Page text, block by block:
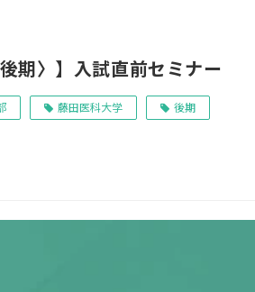
期〉】入試直前セミナー
藤田医科大学 後期